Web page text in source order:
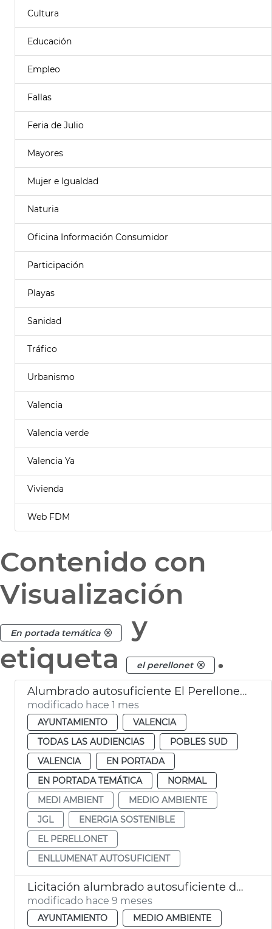
Cultura
Educación
Empleo
Fallas
Feria de Julio
Mayores
Mujer e Igualdad
Naturia
Oficina Información Consumidor
Participación
Playas
Sanidad
Tráfico
Urbanismo
Valencia
Valencia verde
Valencia Ya
Vivienda
Web FDM
Contenido con
Visualización
En portada temática
y
etiqueta
el perellonet .
Alumbrado autosuficiente El Perellonet València
modificado hace 1 mes
AYUNTAMIENTO
VALENCIA
TODAS LAS AUDIENCIAS
POBLES SUD
VALENCIA
EN PORTADA
EN PORTADA TEMÁTICA
NORMAL
MEDI AMBIENT
MEDIO AMBIENTE
JGL
ENERGIA SOSTENIBLE
EL PERELLONET
ENLLUMENAT AUTOSUFICIENT
Licitación alumbrado autosuficiente del Perellonet
modificado hace 9 meses
AYUNTAMIENTO MEDIO AMBIENTE